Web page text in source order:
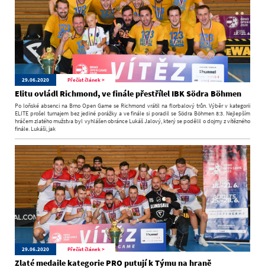
29.06.2020 Přečíst článek >
Elitu ovládl Richmond, ve finále přestřílel IBK Södra Böhmen
Po loňské absenci na Brno Open Game se Richmond vrátil na florbalový trůn. Výběr v kategorii
ELITE prošel turnajem bez jediné porážky a ve finále si poradil se Södra Böhmen 8:3. Nejlepším
hráčem zlatého mužstva byl vyhlášen obránce Lukáš Jalový, který se podělil o dojmy z vítězného
finále. Lukáši, jak
29.06.2020 Přečíst článek >
Zlaté medaile kategorie PRO putují k Týmu na hraně